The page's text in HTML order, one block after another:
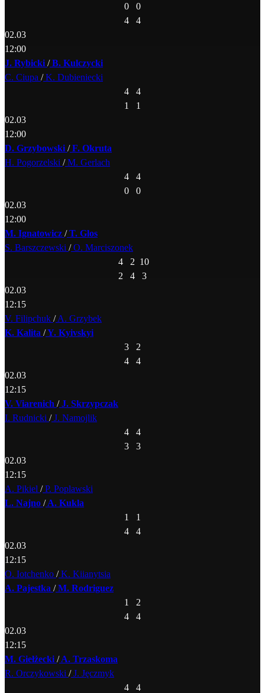
0
0
4
4
02.03
12:00
J. Rybicki /B. Kulczycki
C. Ciupa /K. Dubieniecki
4
4
1
1
02.03
12:00
D. Grzybowski /F. Okruta
H. Pogorzelski /M. Gerlach
4
4
0
0
02.03
12:00
M. Ignatowicz /T. Glos
S. Barszczewski /O. Marciszonek
4
2 10
2
4
3
02.03
12:15
V. Filipchuk /A. Grzybek
K. Kalita /Y. Kyivskyi
3
2
4
4
02.03
12:15
V. Viarenich /J. Skrzypczak
I. Rudnicki /J. Namojlik
4
4
3
3
02.03
12:15
A. Pikiel /P. Poplawski
L. Najno /A. Kukla
1
1
4
4
02.03
12:15
O. Iotchenko /K. Kiianytsia
A. Pajestka /M. Rodriguez
1
2
4
4
02.03
12:15
M. Giełżecki /A. Trzaskoma
R. Orczykowski /J. Jęczmyk
4
4